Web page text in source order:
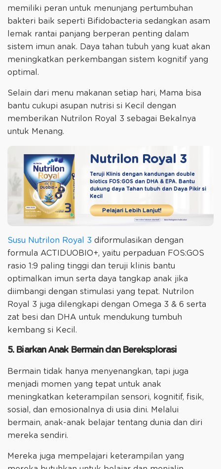
memiliki peran untuk menunjang pertumbuhan
bakteri baik seperti Bifidobacteria sedangkan asam
lemak rantai panjang berperan penting dalam
sistem imun anak. Daya tahan tubuh yang kuat akan
meningkatkan perkembangan sistem kognitif yang
optimal.
Selain dari menu makanan setiap hari, Mama bisa
bantu cukupi asupan nutrisi si Kecil dengan
memberikan Nutrilon Royal 3 sebagai Bekalnya
untuk Menang.
Nutrilon Royal 3
Teruji Klinis dengan kandungan double
biotics FOS:GOS dan DHA & EPA. Bantu
dukung daya Tahan tubuh dan Daya Pikir si
Kecil
Pelajari Lebih Lanjut!
Susu Nutrilon Royal 3 diformulasikan dengan
formula ACTIDUOBIO+, yaitu perpaduan FOS:GOS
rasio 1:9 paling tinggi dan teruji klinis bantu
optimalkan imun serta daya tangkap anak jika
diimbangi dengan stimulasi yang tepat. Nutrilon
Royal 3 juga dilengkapi dengan Omega 3 & 6 serta
zat besi dan DHA untuk mendukung tumbuh
kembang si Kecil.
5. Biarkan Anak Bermain dan Bereksplorasi
Bermain tidak hanya menyenangkan, tapi juga
menjadi momen yang tepat untuk anak
meningkatkan keterampilan sensori, kognitif, fisik,
sosial, dan emosionalnya di usia dini. Melalui
bermain, anak-anak belajar tentang dunia dan diri
mereka sendiri.
Mereka juga mempelajari keterampilan yang